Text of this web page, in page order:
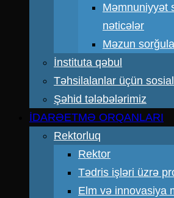
Məmnuniyyət
nəticələr
Məzun
İnstituta qəbul
Təhsilalanlar üçün
Şəhid tələbələrimiz
İDARƏETMƏ ORQANLARI
Rektorluq
Rektor
Tədris işləri üzrə
Elm və innovasiya